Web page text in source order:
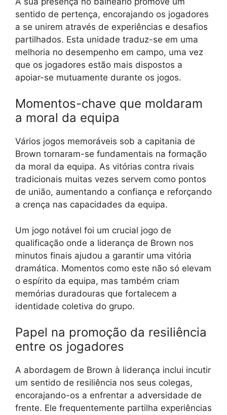
sentido de pertença, encorajando os jogadores
a se unirem através de experiências e desafios
partilhados. Esta unidade traduz-se em uma
melhoria no desempenho em campo, uma vez
que os jogadores estão mais dispostos a
apoiar-se mutuamente durante os jogos.
Momentos-chave que moldaram
a moral da equipa
Vários jogos memoráveis sob a capitania de
Brown tornaram-se fundamentais na formação
da moral da equipa. As vitórias contra rivais
tradicionais muitas vezes servem como pontos
de união, aumentando a confiança e reforçando
a crença nas capacidades da equipa.
Um jogo notável foi um crucial jogo de
qualificação onde a liderança de Brown nos
minutos finais ajudou a garantir uma vitória
dramática. Momentos como este não só elevam
o espírito da equipa, mas também criam
memórias duradouras que fortalecem a
identidade coletiva do grupo.
Papel na promoção da resiliência
entre os jogadores
A abordagem de Brown à liderança inclui incutir
um sentido de resiliência nos seus colegas,
encorajando-os a enfrentar a adversidade de
frente. Ele frequentemente partilha experiências